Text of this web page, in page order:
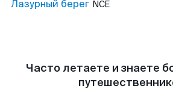
Лазурный берег NCE
Часто летаете и знаете